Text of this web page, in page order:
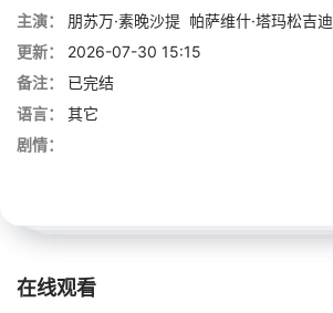
主演：
朋苏万·素晚沙提 帕萨维什·塔玛松吉迪
更新：
2026-07-30 15:15
备注：
已完结
语言：
其它
剧情：
在线观看